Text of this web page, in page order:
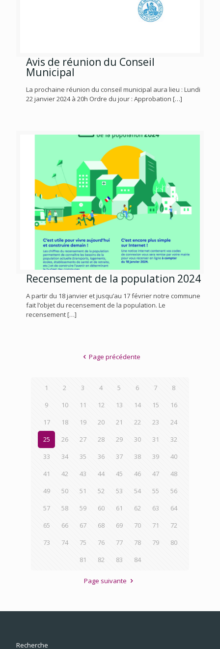
Avis de réunion du Conseil
Municipal
La prochaine réunion du conseil municipal aura lieu : Lundi
22 janvier 2024 à 20h Ordre du jour : Approbation […]
Recensement de la population 2024
A partir du 18 janvier et jusqu’au 17 février notre commune
fait l’objet du recensement de la population. Le
recensement[…]
Page précédente
1 2 3 4 5 6 7
8
9
10 11 12 13 14 15
16
17
18 19 20 21 22 23
24
25
26 27 28 29 30 31
32
33
34 35 36 37 38 39
40
41
42 43 44 45 46 47
48
49
50 51 52 53 54 55
56
57
58 59 60 61 62 63
64
65
66 67 68 69 70 71
72
73
74 75 76 77 78 79
80
81
82 83 84
Page suivante
Recherche